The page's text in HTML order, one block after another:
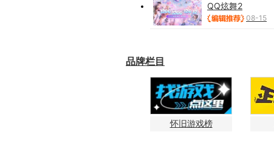
QQ炫舞2
08-15
品牌栏目
怀旧游戏榜